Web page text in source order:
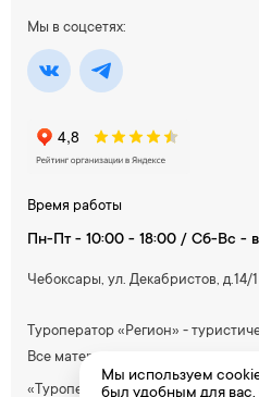
Время работы
Пн-Пт - 10:00 - 18:00 / Сб-Вс -
Чебоксары, ул. Декабристов, д.14/1
Мы в соцсетях:
Туроператор «Регион» -
Все материалы, содержащиеся на
«Туроператор Южный»
Мы используем